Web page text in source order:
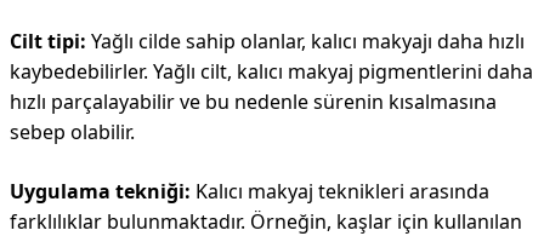
Cilt tipi: Yağlı cilde sahip olanlar, kalıcı makyajı daha hızlı
kaybedebilirler. Yağlı cilt, kalıcı makyaj pigmentlerini daha
hızlı parçalayabilir ve bu nedenle sürenin kısalmasına
sebep olabilir.
Uygulama tekniği: Kalıcı makyaj teknikleri arasında
farklılıklar bulunmaktadır. Örneğin, kaşlar için kullanılan